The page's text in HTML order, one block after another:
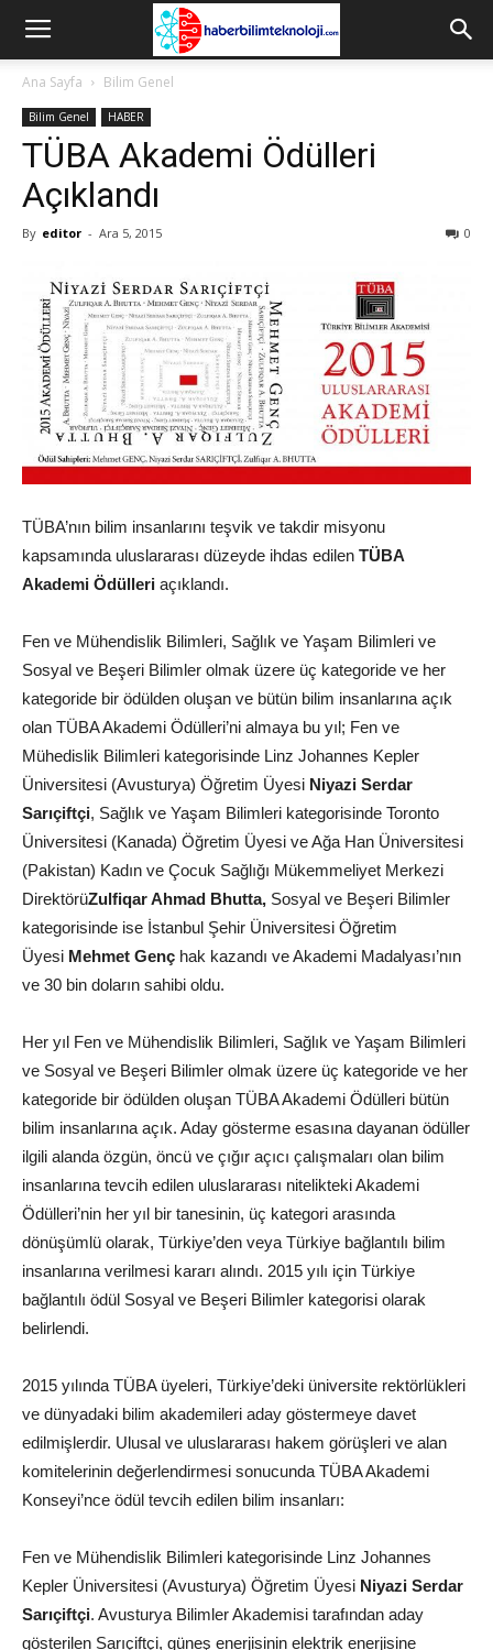
Ana Sayfa Bilim Genel
Bilim Genel HABER
TÜBA Akademi Ödülleri
Açıklandı
By editor - Ara 5, 2015 0
TÜBA’nın bilim insanlarını teşvik ve takdir misyonu
kapsamında uluslararası düzeyde ihdas edilen TÜBA
Akademi Ödülleri açıklandı.
Fen ve Mühendislik Bilimleri, Sağlık ve Yaşam Bilimleri ve
Sosyal ve Beşeri Bilimler olmak üzere üç kategoride ve her
kategoride bir ödülden oluşan ve bütün bilim insanlarına açık
olan TÜBA Akademi Ödülleri’ni almaya bu yıl; Fen ve
Mühedislik Bilimleri kategorisinde Linz Johannes Kepler
Üniversitesi (Avusturya) Öğretim Üyesi Niyazi Serdar
Sarıçiftçi, Sağlık ve Yaşam Bilimleri kategorisinde Toronto
Üniversitesi (Kanada) Öğretim Üyesi ve Ağa Han Üniversitesi
(Pakistan) Kadın ve Çocuk Sağlığı Mükemmeliyet Merkezi
DirektörüZulfiqar Ahmad Bhutta, Sosyal ve Beşeri Bilimler
kategorisinde ise İstanbul Şehir Üniversitesi Öğretim
Üyesi Mehmet Genç hak kazandı ve Akademi Madalyası’nın
ve 30 bin doların sahibi oldu.
Her yıl Fen ve Mühendislik Bilimleri, Sağlık ve Yaşam Bilimleri
ve Sosyal ve Beşeri Bilimler olmak üzere üç kategoride ve her
kategoride bir ödülden oluşan TÜBA Akademi Ödülleri bütün
bilim insanlarına açık. Aday gösterme esasına dayanan ödüller
ilgili alanda özgün, öncü ve çığır açıcı çalışmaları olan bilim
insanlarına tevcih edilen uluslararası nitelikteki Akademi
Ödülleri’nin her yıl bir tanesinin, üç kategori arasında
dönüşümlü olarak, Türkiye’den veya Türkiye bağlantılı bilim
insanlarına verilmesi kararı alındı. 2015 yılı için Türkiye
bağlantılı ödül Sosyal ve Beşeri Bilimler kategorisi olarak
belirlendi.
2015 yılında TÜBA üyeleri, Türkiye’deki üniversite rektörlükleri
ve dünyadaki bilim akademileri aday göstermeye davet
edilmişlerdir. Ulusal ve uluslararası hakem görüşleri ve alan
komitelerinin değerlendirmesi sonucunda TÜBA Akademi
Konseyi’nce ödül tevcih edilen bilim insanları:
Fen ve Mühendislik Bilimleri kategorisinde Linz Johannes
Kepler Üniversitesi (Avusturya) Öğretim Üyesi Niyazi Serdar
Sarıçiftçi. Avusturya Bilimler Akademisi tarafından aday
gösterilen Sarıçiftçi, güneş enerjisinin elektrik enerjisine